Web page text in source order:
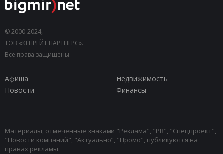
© 2000-2024,
ТОВ «КЕПРЕЙТ ПАРТНЕРС».
Все права защищены.
Афиша
Недвижимость
Новости
Финансы
Материалы, отмеченные знаками "Реклама", "PR", "Спецпроект",
"Новости компаний", "Актуально", "Промо", публикуются на
правах рекламы.